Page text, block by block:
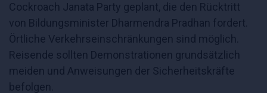
Cockroach Janata Party geplant, die den Rücktritt
von Bildungsminister Dharmendra Pradhan fordert.
Örtliche Verkehrseinschränkungen sind möglich.
Reisende sollten Demonstrationen grundsätzlich
meiden und Anweisungen der Sicherheitskräfte
befolgen.